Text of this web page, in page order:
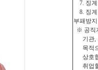
7. 징계
8. 징계
부패방
※ 공직
기관,
목적으
상호협
취업